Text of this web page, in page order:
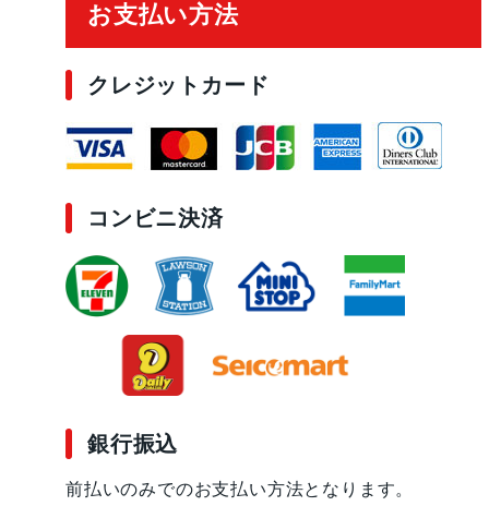
お支払い方法
クレジットカード
コンビニ決済
銀行振込
前払いのみでのお支払い方法となります。